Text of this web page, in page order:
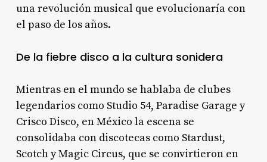
una revolución musical que evolucionaría con
el paso de los años.
De la fiebre disco a la cultura sonidera
Mientras en el mundo se hablaba de clubes
legendarios como Studio 54, Paradise Garage y
Crisco Disco, en México la escena se
consolidaba con discotecas como Stardust,
Scotch y Magic Circus, que se convirtieron en